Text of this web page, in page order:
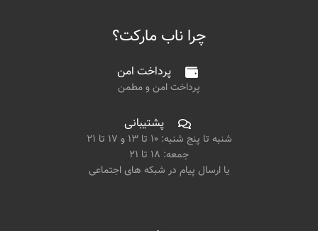
چرا ناب مارکت؟
پرداخت امن
پرداخت امن و مطمن
پشتیبانی
شنبه تا پنج شنبه: ۱۰ تا ۱۳ و ۱۷ تا ۲۱
جمعه: ۱۸ تا ۲۱
یا ارسال پیام در شبکه های اجتماعی